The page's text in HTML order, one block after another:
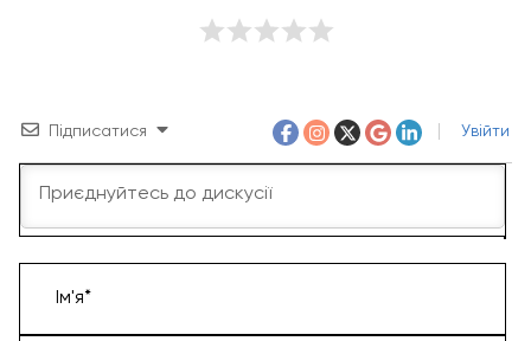
Підписатися Увійти
Ім'я*